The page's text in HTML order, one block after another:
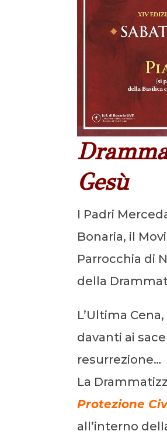
Gesù
I Padri
Bonaria, il
Parrocchia di
della
L’Ultima
davanti ai
resurrezione…
La
Protezione
all’interno